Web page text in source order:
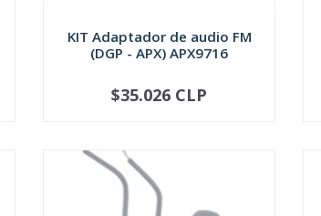
KIT Adaptador de audio FM
(DGP - APX) APX9716
+
$35.026 CLP